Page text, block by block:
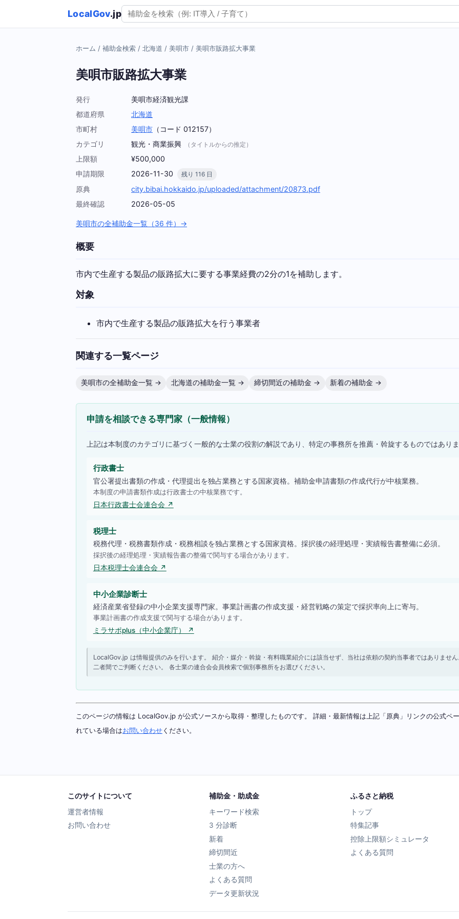
LocalGov.jp
ホーム / 補助金検索 / 北海道 / 美唄市 / 美唄市販路拡大事業
美唄市販路拡大事業
発行
美唄市経済観光課
都道府県
北海道
市町村
美唄市 （コード 012157）
カテゴリ
観光・商業振興 （タイトルからの推定）
上限額
¥500,000
申請期限
2026-11-30 残り 116 日
原典
city.bibai.hokkaido.jp/uploaded/attachment/20873.pdf
最終確認
2026-05-05
美唄市の全補助金一覧（36 件）→
概要
市内で生産する製品の販路拡大に要する事業経費の2分の1を補助します。
対象
市内で生産する製品の販路拡大を行う事業者
関連する一覧ページ
美唄市の全補助金一覧 → 北海道の補助金一覧 → 締切間近の補助金 → 新着の補助金 →
申請を相談できる専門家（一般情報）
上記は本制度のカテゴリに基づく一般的な士業の役割の解説であり、特定の事務所を推薦・斡旋するものではあり
行政書士
官公署提出書類の作成・代理提出を独占業務とする国家資格。補助金申請書類の作成代行が中核業務。
本制度の申請書類作成は行政書士の中核業務です。
日本行政書士会連合会 ↗
税理士
税務代理・税務書類作成・税務相談を独占業務とする国家資格。採択後の経理処理・実績報告書整備に必須。
採択後の経理処理・実績報告書の整備で関与する場合があります。
日本税理士会連合会 ↗
中小企業診断士
経済産業省登録の中小企業支援専門家。事業計画書の作成支援・経営戦略の策定で採択率向上に寄与。
事業計画書の作成支援で関与する場合があります。
ミラサポplus（中小企業庁） ↗
LocalGov.jp は情報提供のみを行います。 紹介・媒介・斡旋・有料職業紹介には該当せず、当社は依頼の契約当事者ではありませ
二者間でご判断ください。 各士業の連合会会員検索で個別事務所をお選びください。
このページの情報は LocalGov.jp が公式ソースから取得・整理したものです。 詳細・最新情報は上記「原典」リンクの公式ペ
れている場合はお問い合わせください。
このサイトについて
運営者情報
お問い合わせ
補助金・助成金
キーワード検索
3 分診断
新着
締切間近
士業の方へ
よくある質問
データ更新状況
ふるさと納税
トップ
特集記事
控除上限額シミュレータ
よくある質問